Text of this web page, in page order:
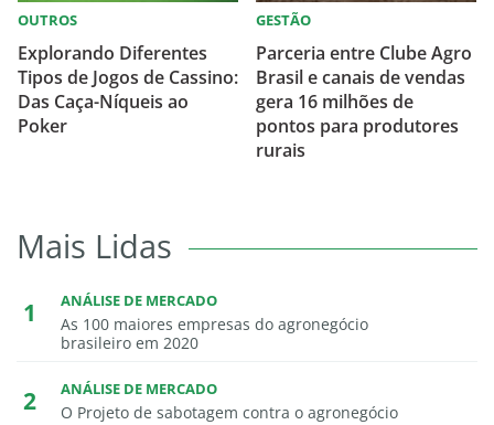
OUTROS
Explorando Diferentes
Tipos de Jogos de Cassino:
Das Caça-Níqueis ao
Poker
GESTÃO
Parceria entre Clube Agro
Brasil e canais de vendas
gera 16 milhões de
pontos para produtores
rurais
Mais Lidas
ANÁLISE DE MERCADO
As 100 maiores empresas do agronegócio
brasileiro em 2020
ANÁLISE DE MERCADO
O Projeto de sabotagem contra o agronegócio